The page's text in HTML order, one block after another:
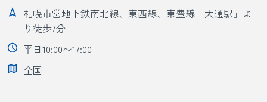
札幌市営地下鉄南北線、東西線、東豊線「大通駅」よ
り徒歩7分
平日10:00〜17:00
全国